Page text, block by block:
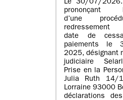
Le 30/07/2026.
prononçant
d’une
redressement
date de
paiements le
2025, désignant
judiciaire
Prise en la
Julia Ruth 14/
Lorraine 93000
déclarations